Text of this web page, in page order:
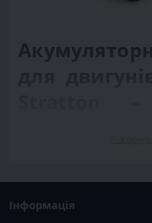
техніки
Акумуляторні батареї для
призначені для забезпечення
Інформація